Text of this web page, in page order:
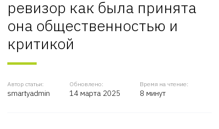
ревизор как была принята
она общественностью и
критикой
Автор статьи:
smartyadmin
Обновлено:
14 марта 2025
Время на чтение:
8 минут